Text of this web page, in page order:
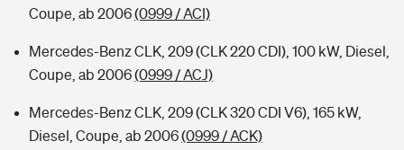
Coupe, ab 2006(0999 / ACI)
Mercedes-Benz CLK, 209 (CLK 220 CDI), 100 kW, Diesel,
Coupe, ab 2006(0999 / ACJ)
Mercedes-Benz CLK, 209 (CLK 320 CDI V6), 165 kW,
Diesel, Coupe, ab 2006(0999 / ACK)